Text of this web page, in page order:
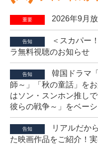
重要 2026年9月
告知
＜スカパー
ラ無料視聴のお知らせ
告知
韓国ドラマ
師～」「秋の童話」を
はソン・スンホン推し
彼らの戦争～」をベー
告知
リアルだか
た映画作品をご紹介！